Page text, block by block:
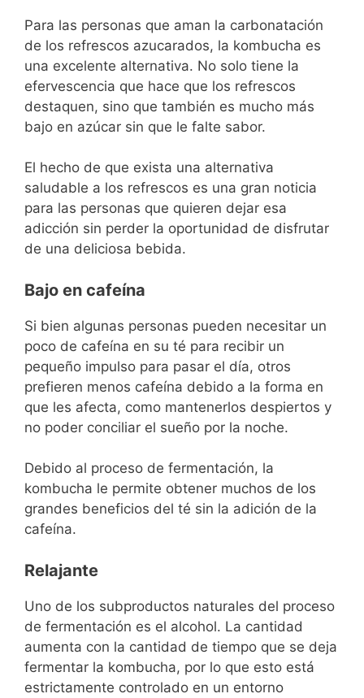
Para las personas que aman la carbonatación
de los refrescos azucarados, la kombucha es
una excelente alternativa. No solo tiene la
efervescencia que hace que los refrescos
destaquen, sino que también es mucho más
bajo en azúcar sin que le falte sabor.
El hecho de que exista una alternativa
saludable a los refrescos es una gran noticia
para las personas que quieren dejar esa
adicción sin perder la oportunidad de disfrutar
de una deliciosa bebida.
Bajo en cafeína
Si bien algunas personas pueden necesitar un
poco de cafeína en su té para recibir un
pequeño impulso para pasar el día, otros
prefieren menos cafeína debido a la forma en
que les afecta, como mantenerlos despiertos y
no poder conciliar el sueño por la noche.
Debido al proceso de fermentación, la
kombucha le permite obtener muchos de los
grandes beneficios del té sin la adición de la
cafeína.
Relajante
Uno de los subproductos naturales del proceso
de fermentación es el alcohol. La cantidad
aumenta con la cantidad de tiempo que se deja
fermentar la kombucha, por lo que esto está
estrictamente controlado en un entorno